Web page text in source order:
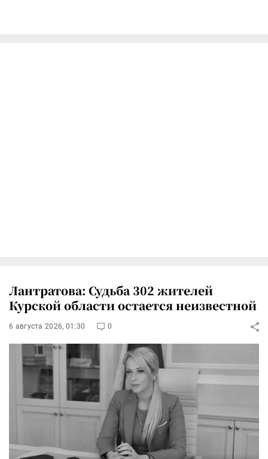
Лантратова: Судьба 302 жителей
Курской области остается неизвестной
6 августа 2026, 01:30 0